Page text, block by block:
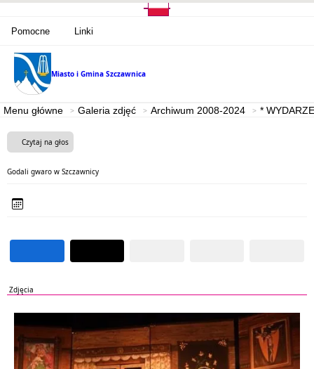
Pomocne Linki
Miasto i Gmina Szczawnica
Menu główne Galeria zdjęć Archiwum 2008-2024 *
Czytaj na głos
Godali gwaro w Szczawnicy
Zdjęcia